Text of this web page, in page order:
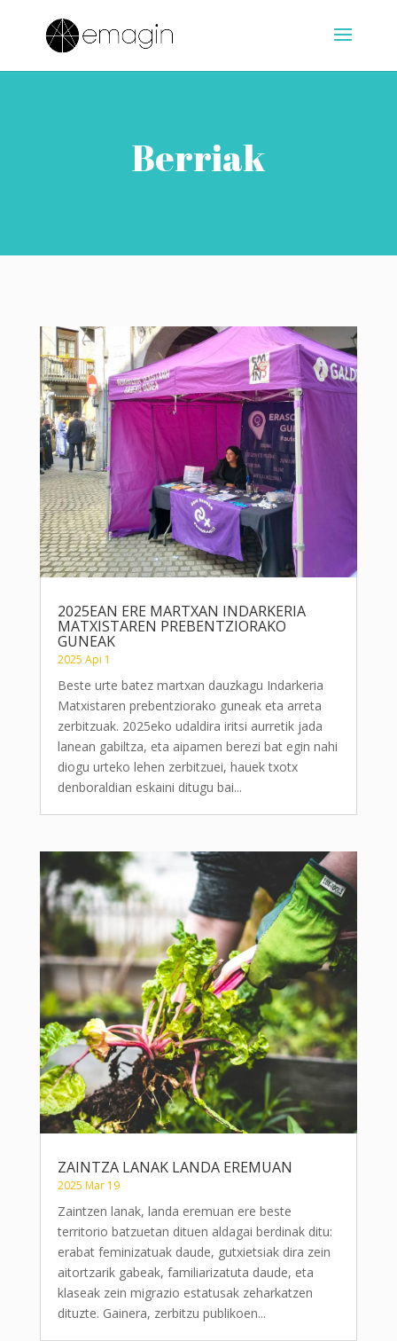
Berriak
2025EAN ERE MARTXAN INDARKERIA
MATXISTAREN PREBENTZIORAKO
GUNEAK
2025 Api 1
Beste urte batez martxan dauzkagu Indarkeria
Matxistaren prebentziorako guneak eta arreta
zerbitzuak. 2025eko udaldira iritsi aurretik jada
lanean gabiltza, eta aipamen berezi bat egin nahi
diogu urteko lehen zerbitzuei, hauek txotx
denboraldian eskaini ditugu bai...
ZAINTZA LANAK LANDA EREMUAN
2025 Mar 19
Zaintzen lanak, landa eremuan ere beste
territorio batzuetan dituen aldagai berdinak ditu:
erabat feminizatuak daude, gutxietsiak dira zein
aitortzarik gabeak, familiarizatuta daude, eta
klaseak zein migrazio estatusak zeharkatzen
dituzte. Gainera, zerbitzu publikoen...